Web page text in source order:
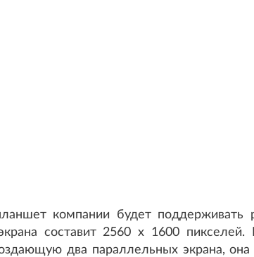
компании будет поддерживать
составит 2560 x 1600
два параллельных экрана, она